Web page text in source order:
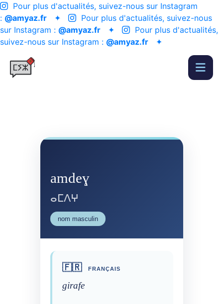
Pour plus d'actualités, suivez-nous sur Instagram
: @amyaz.fr ✦
Pour plus d'actualités, suivez-nous
sur Instagram : @amyaz.fr ✦
Pour plus d'actualités,
suivez-nous sur Instagram : @amyaz.fr ✦
amdeɣ
ⴰⵎⴷⵖ
nom masculin
🇫🇷 FRANÇAIS
girafe